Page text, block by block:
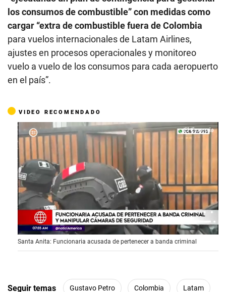
los consumos de combustible” con medidas como
cargar “extra de combustible fuera de Colombia
para vuelos internacionales de Latam Airlines,
ajustes en procesos operacionales y monitoreo
vuelo a vuelo de los consumos para cada aeropuerto
en el país”.
VIDEO RECOMENDADO
0
s
e
d
Santa Anita: Funcionaria acusada de pertenecer a banda criminal
Seguir temas Gustavo Petro Colombia Latam